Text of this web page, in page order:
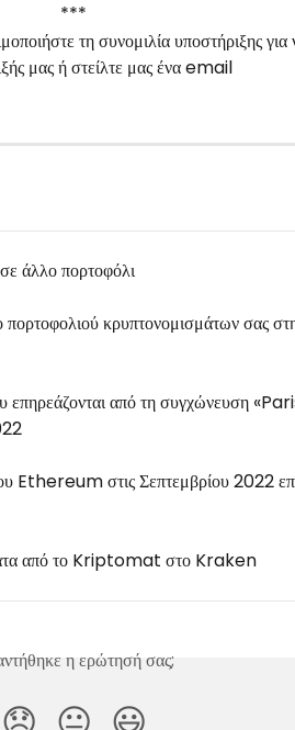
***
τη συνομιλία υποστήριξης για
μας ή στείλτε μας ένα email
άλλο πορτοφόλι
κρυπτονομισμάτων σας
από τη συγχώνευση
στις Σεπτεμβρίου 2022
από το Kriptomat στο Kraken
η ερώτησή σας;